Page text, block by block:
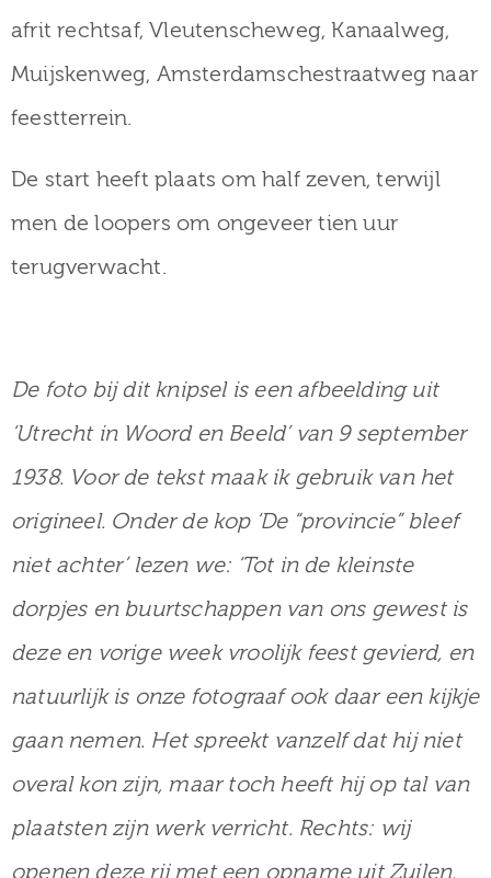
afrit rechtsaf, Vleutenscheweg, Kanaalweg,
Muijskenweg, Amsterdamschestraatweg naar
feestterrein.
De start heeft plaats om half zeven, terwijl
men de loopers om ongeveer tien uur
terugverwacht.
De foto bij dit knipsel is een afbeelding uit
‘Utrecht in Woord en Beeld’ van 9 september
1938. Voor de tekst maak ik gebruik van het
origineel. Onder de kop ‘De “provincie” bleef
niet achter’ lezen we: ‘Tot in de kleinste
dorpjes en buurtschappen van ons gewest is
deze en vorige week vroolijk feest gevierd, en
natuurlijk is onze fotograaf ook daar een kijkje
gaan nemen. Het spreekt vanzelf dat hij niet
overal kon zijn, maar toch heeft hij op tal van
plaatsten zijn werk verricht. Rechts: wij
openen deze rij met een opname uit Zuilen,